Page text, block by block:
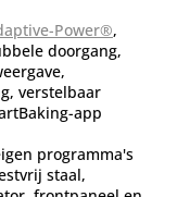
Power®,
doorgang,
verstelbaar
app
programma's
staal,